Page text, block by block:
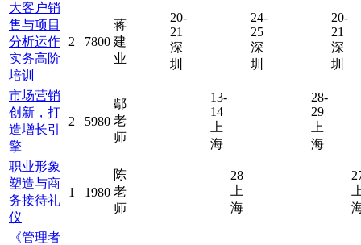
大客户销
售与项目
分析运作
实务高阶
培训
2 7800
蒋
建
业
20-
21
深
圳
24-
25
深
圳
20-
21
深
圳
市场营销
创新，打
造增长引
擎
2 5980
鄢
老
师
13-
14
上
海
28-
29
上
海
职业形象
塑造与商
务接待礼
仪
1 1980
陈
老
师
28
上
海
《管理者